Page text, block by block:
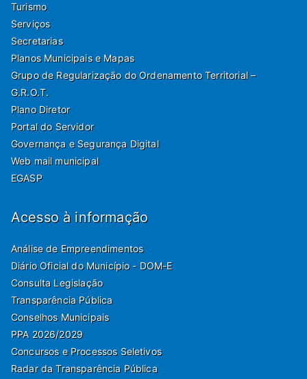
Turismo
Serviços
Secretarias
Planos Municipais e Mapas
Grupo de Regularização do Ordenamento Territorial –
G.R.O.T.
Plano Diretor
Portal do Servidor
Governança e Segurança Digital
Web mail municipal
EGASP
Acesso à informação
Análise de Empreendimentos
Diário Oficial do Município - DOM-E
Consulta Legislação
Transparência Pública
Conselhos Municipais
PPA 2026/2029
Concursos e Processos Seletivos
Radar da Transparência Pública